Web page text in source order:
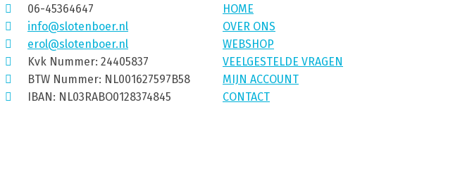
06-45364647
info@slotenboer.nl
erol@slotenboer.nl
Kvk Nummer: 24405837
BTW Nummer: NL001627597B58
IBAN: NL03RABO0128374845
HOME
OVER ONS
WEBSHOP
VEELGESTELDE VRAGEN
MIJN ACCOUNT
CONTACT